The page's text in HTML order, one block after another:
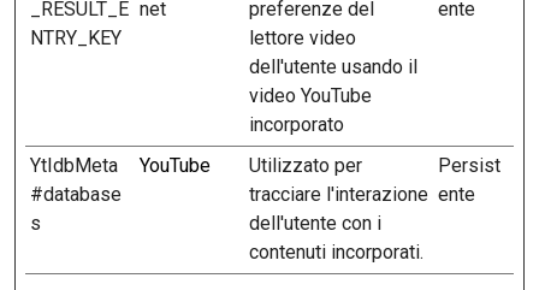
_RESULT_E
NTRY_KEY
net
preferenze del
lettore video
dell'utente usando il
video YouTube
incorporato
ente
YtIdbMeta
#database
s
YouTube
Utilizzato per
tracciare l'interazione
dell'utente con i
contenuti incorporati.
Persist
ente